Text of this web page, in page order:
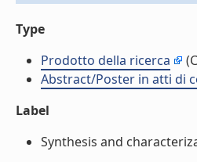
Type
Prodotto della ricerca
Abstract/Poster in atti di
Label
Synthesis and